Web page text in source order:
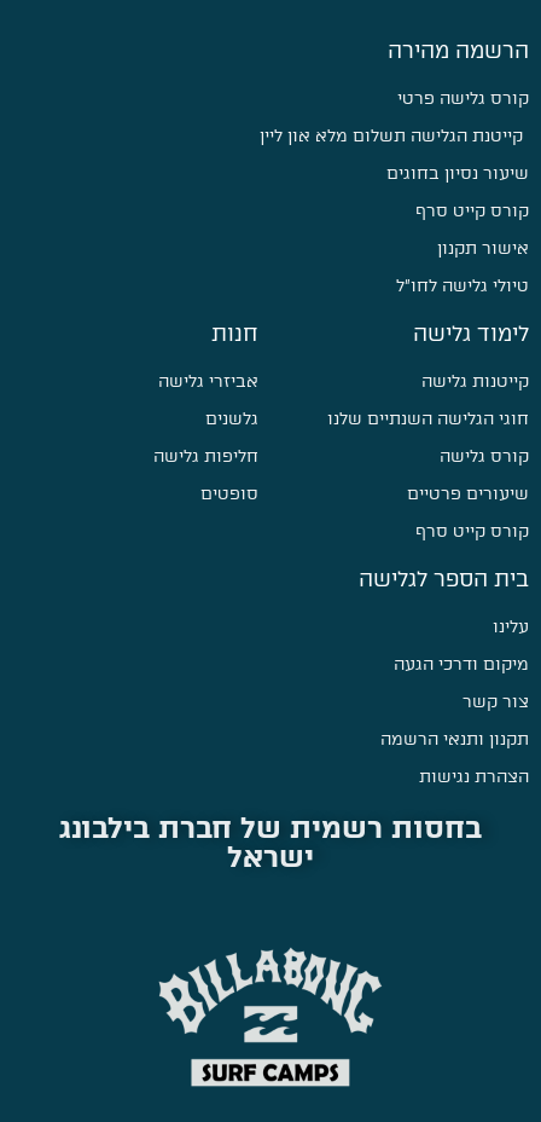
הרשמה מהירה
קורס גלישה פרטי
קייטנת הגלישה תשלום מלא און ליין
שיעור נסיון בחוגים
קורס קייט סרף
אישור תקנון
טיולי גלישה לחו״ל
לימוד גלישה
קייטנות גלישה
חוגי הגלישה השנתיים שלנו
קורס גלישה
שיעורים פרטיים
קורס קייט סרף
חנות
אביזרי גלישה
גלשנים
חליפות גלישה
סופטים
בית הספר לגלישה
עלינו
מיקום ודרכי הגעה
צור קשר
תקנון ותנאי הרשמה
הצהרת נגישות
בחסות רשמית של חברת בילבונג
ישראל